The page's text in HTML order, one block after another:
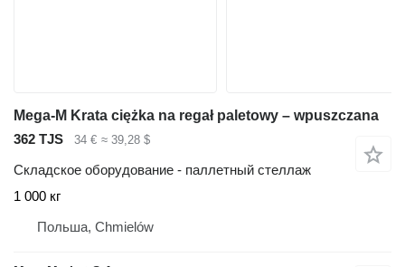
Mega-M Krata ciężka na regał paletowy – wpuszczana
362 TJS
34 € ≈ 39,28 $
Складское оборудование - паллетный стеллаж
1 000 кг
Польша, Chmielów